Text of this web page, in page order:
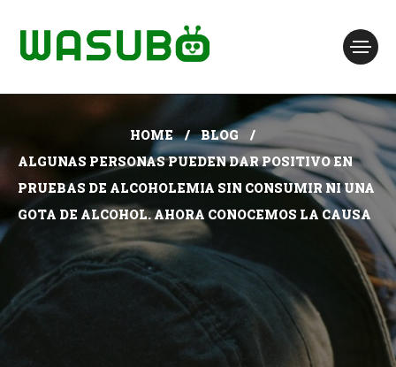
HOME
BLOG
ALGUNAS PERSONAS PUEDEN DAR POSITIVO EN
PRUEBAS DE ALCOHOLEMIA SIN CONSUMIR NI UNA
GOTA DE ALCOHOL. AHORA CONOCEMOS LA CAUSA